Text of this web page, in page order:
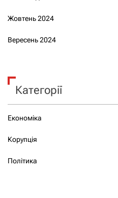
Жовтень 2024
Вересень 2024
Категорії
Економіка
Корупція
Політика